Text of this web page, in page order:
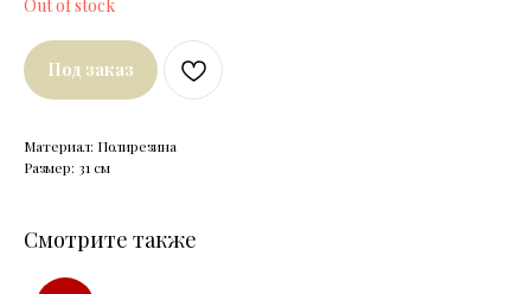
Out of stock
Под заказ
Материал: Полирезина
Размер: 31 см
Смотрите также